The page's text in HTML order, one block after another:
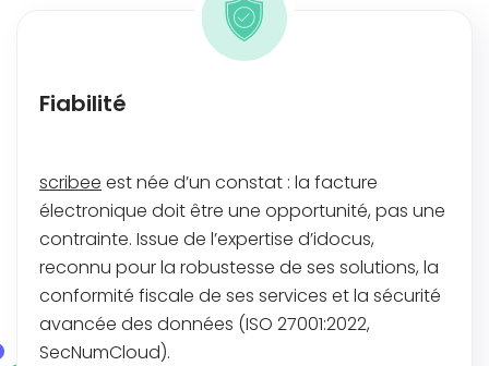
Fiabilité
scribee est née d’un constat : la facture
électronique doit être une opportunité, pas une
contrainte. Issue de l’expertise d’idocus,
reconnu pour la robustesse de ses solutions, la
conformité fiscale de ses services et la sécurité
avancée des données (ISO 27001:2022,
SecNumCloud).